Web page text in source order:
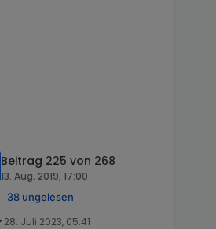
Beitrag 225 von 268
13. Aug. 2019, 17:00
38 ungelesen
28. Juli 2023, 05:41